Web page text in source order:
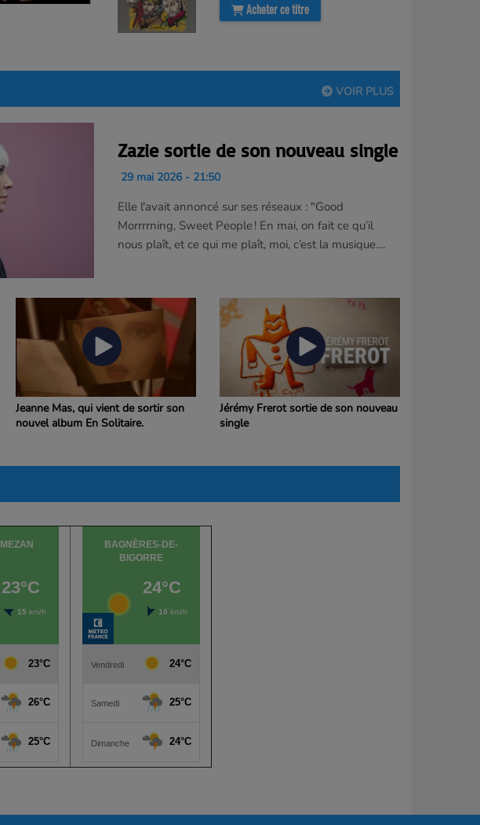
Acheter ce titre
VOIR PLUS
Zazie sortie de son nouveau single
29 mai 2026 - 21:50
Elle l'avait annoncé sur ses réseaux : "Good
Morrrrning, Sweet People ! En mai, on fait ce qu’il
nous plaît, et ce qui me plaît, moi, c’est la musique....
Jeanne Mas, qui vient de sortir son
nouvel album En Solitaire.
Jérémy Frerot sortie de son nouveau
single